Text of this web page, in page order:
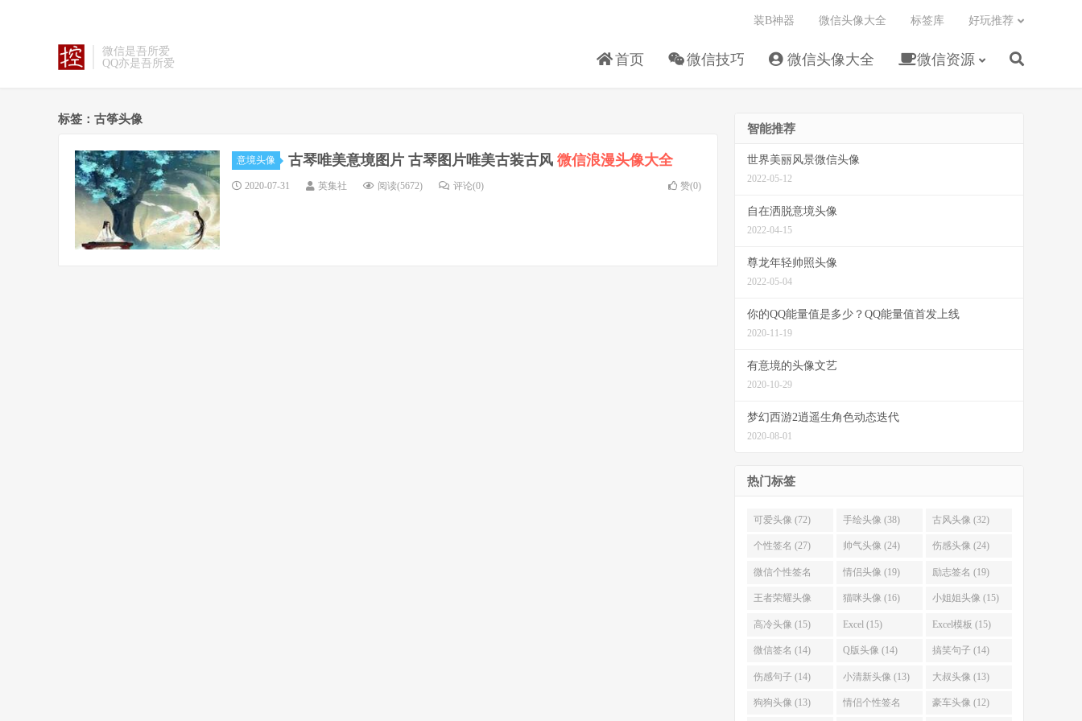
微信是吾所爱
QQ亦是吾所爱
首页 微信技巧 微信头像大全 微信资源
装B神器 微信头像大全 标签库 好玩推荐
标签：古筝头像
意境头像 古琴唯美意境图片 古琴图片唯美古装古风 微信浪漫头像大全
2020-07-31 英集社 阅读(5672) 评论(0) 赞(0)
智能推荐
世界美丽风景微信头像
2022-05-12
自在洒脱意境头像
2022-04-15
尊龙年轻帅照头像
2022-05-04
你的QQ能量值是多少？QQ能量值首发上线
2020-11-19
有意境的头像文艺
2020-10-29
梦幻西游2逍遥生角色动态迭代
2020-08-01
热门标签
可爱头像 (72) 手绘头像 (38) 古风头像 (32)
个性签名 (27) 帅气头像 (24) 伤感头像 (24)
微信个性签名
(22)
情侣头像 (19) 励志签名 (19)
王者荣耀头像
(18)
猫咪头像 (16) 小姐姐头像 (15)
高冷头像 (15) Excel (15) Excel模板 (15)
微信签名 (14) Q版头像 (14) 搞笑句子 (14)
伤感句子 (14) 小清新头像 (13) 大叔头像 (13)
狗狗头像 (13) 情侣个性签名 豪车头像 (12)